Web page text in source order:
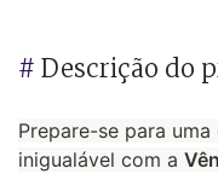
# Descrição do
Prepare-se para
inigualável com a